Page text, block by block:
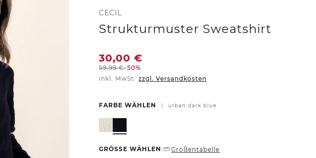
CECIL
Strukturmuster Sweatshirt
30,00€
59,99€-50%
inkl. MwSt. zzgl. Versandkosten
FARBE WÄHLEN | urban dark blue
GRÖSSE WÄHLEN | Größentabelle